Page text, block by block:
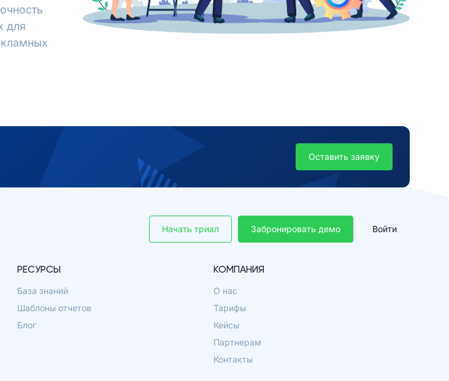
для
Оставить заявку
Забронировать демо
Начать триал Войти
РЕСУРСЫ
База знаний
Шаблоны отчетов
Блог
КОМПАНИЯ
О нас
Тарифы
Кейсы
Партнерам
Контакты